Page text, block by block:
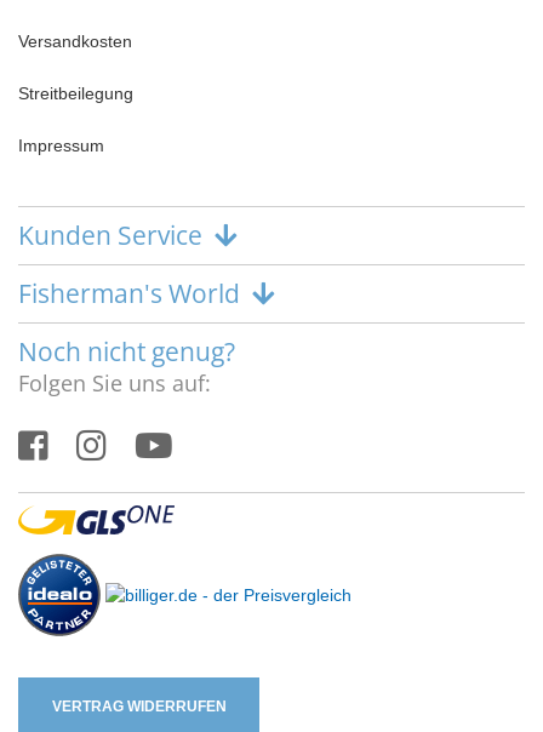
Versandkosten
Streitbeilegung
Impressum
Kunden Service
Fisherman's World
Noch nicht genug?
Folgen Sie uns auf:
VERTRAG WIDERRUFEN